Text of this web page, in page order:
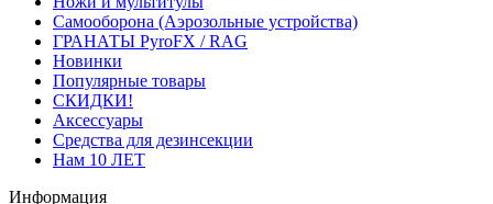
Самооборона (Аэрозольные устройства)
ГРАНАТЫ PyroFX / RAG
Новинки
Популярные товары
СКИДКИ!
Аксессуары
Средства для дезинсекции
Нам 10 ЛЕТ
Информация